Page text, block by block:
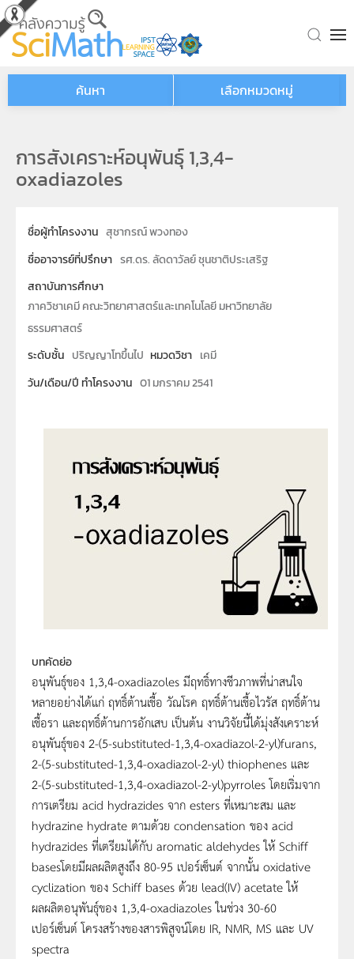
Skip to main content
ค้นหา เลือกหมวดหมู่
การสังเคราะห์อนุพันธุ์ 1,3,4-
oxadiazoles
ชื่อผู้ทำโครงงาน สุชากรณ์ พวงทอง
ชื่ออาจารย์ที่ปรึกษา รศ.ดร. ลัดดาวัลย์ ชุนชาติประเสริฐ
สถาบันการศึกษา
ภาควิชาเคมี คณะวิทยาศาสตร์และเทคโนโลยี มหาวิทยาลัย
ธรรมศาสตร์
ระดับชั้น ปริญญาโทขึ้นไป หมวดวิชา เคมี
วัน/เดือน/ปี ทำโครงงาน 01 มกราคม 2541
บทคัดย่อ
อนุพันธุ์ของ 1,3,4-oxadiazoles มีฤทธิ์ทางชีวภาพที่น่าสนใจ
หลายอย่างได้แก่ ฤทธิ์ต้านเชื้อ วัณโรค ฤทธิ์ต้านเชื้อไวรัส ฤทธิ์ต้าน
เชื้อรา และฤทธิ์ต้านการอักเสบ เป็นต้น งานวิจัยนี้ได้มุ่งสังเคราะห์
อนุพันธุ์ของ 2-(5-substituted-1,3,4-oxadiazol-2-yl)furans,
2-(5-substituted-1,3,4-oxadiazol-2-yl) thiophenes และ
2-(5-substituted-1,3,4-oxadiazol-2-yl)pyrroles โดยเริ่มจาก
การเตรียม acid hydrazides จาก esters ที่เหมาะสม และ
hydrazine hydrate ตามด้วย condensation ของ acid
hydrazides ที่เตรียมได้กับ aromatic aldehydes ให้ Schiff
basesโดยมีผลผลิตสูงถึง 80-95 เปอร์เซ็นต์ จากนั้น oxidative
cyclization ของ Schiff bases ด้วย lead(IV) acetate ให้
ผลผลิตอนุพันธุ์ของ 1,3,4-oxadiazoles ในช่วง 30-60
เปอร์เซ็นต์ โครงสร้างของสารพิสูจน์โดย IR, NMR, MS และ UV
spectra